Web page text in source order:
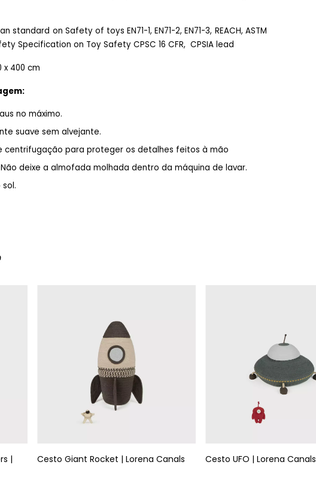
on Safety of toys EN71-1, EN71-2, EN71-3, REACH, ASTM
Specification on Toy Safety CPSC 16 CFR, CPSIA lead
x 400 cm
no máximo.
suave sem alvejante.
centrifugação para proteger os detalhes feitos à mão
deixe a almofada molhada dentro da máquina de lavar.
|
Cesto Giant Rocket | Lorena Canals Cesto UFO | Lorena Canals